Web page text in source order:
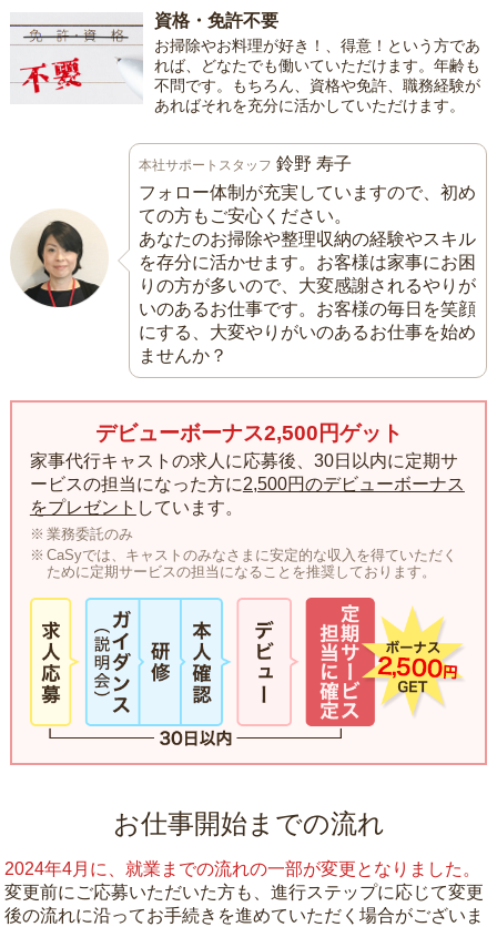
資格・免許不要
お掃除やお料理が好き！、得意！という方であ
れば、どなたでも働いていただけます。年齢も
不問です。もちろん、資格や免許、職務経験が
あればそれを充分に活かしていただけます。
本社サポートスタッフ 鈴野 寿子
フォロー体制が充実していますので、初め
ての方もご安心ください。
あなたのお掃除や整理収納の経験やスキル
を存分に活かせます。お客様は家事にお困
りの方が多いので、大変感謝されるやりが
いのあるお仕事です。お客様の毎日を笑顔
にする、大変やりがいのあるお仕事を始め
ませんか？
デビューボーナス2,500円ゲット
家事代行キャストの求人に応募後、30日以内に定期サ
ービスの担当になった方に2,500円のデビューボーナス
をプレゼント しています。
業務委託のみ
CaSyでは、キャストのみなさまに安定的な収入を得ていただく
ために定期サービスの担当になることを推奨しております。
お仕事開始までの流れ
2024年4月に、就業までの流れの一部が変更となりました。
変更前にご応募いただいた方も、進行ステップに応じて変更
後の流れに沿ってお手続きを進めていただく場合がございま